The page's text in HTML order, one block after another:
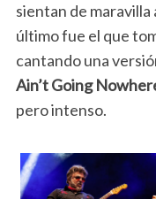
sientan de maravilla
último fue el que
cantando una
Ain’t Going
pero intenso.